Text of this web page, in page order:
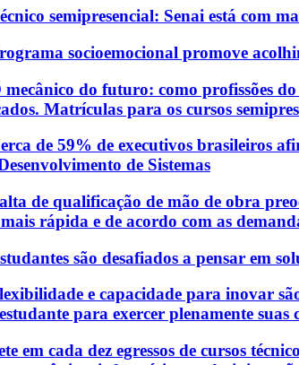
semipresencial: Senai está com
socioemocional promove
mecânico do futuro: como profissões
Matrículas para os cursos
de 59% de executivos brasileiros
de Sistemas
de qualificação de mão de obra
rápida e de acordo com as
são desafiados a pensar em
e capacidade para inovar
para exercer plenamente
em cada dez egressos de cursos